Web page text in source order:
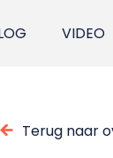
VIDEO
Terug naar